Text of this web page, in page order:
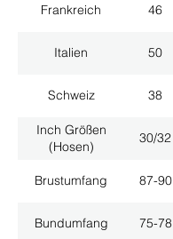
Frankreich 46
Italien 50
Schweiz 38
Inch Größen
(Hosen)
30/32
Brustumfang 87-90
Bundumfang 75-78